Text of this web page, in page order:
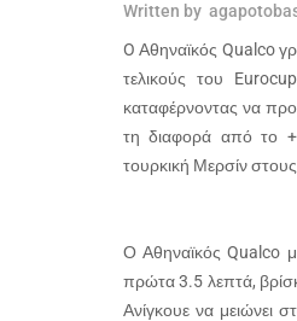
Written by
O Αθηναϊκός Qualco
τελικούς του
καταφέρνοντας να
τη διαφορά από το
τουρκική Μερσίν
Ο Αθηναϊκός Qualco
πρώτα 3.5 λεπτά,
Ανίγκουε να μειώνει